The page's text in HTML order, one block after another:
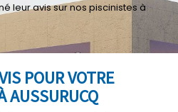
POUR VOTRE
AUSSURUCQ
leuravis sur nos piscinistes à